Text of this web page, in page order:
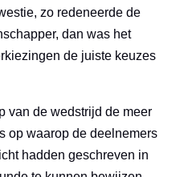
zo redeneerde de
dan was het
de juiste keuzes
van de wedstrijd de meer
op waarop de deelnemers
hadden geschreven in